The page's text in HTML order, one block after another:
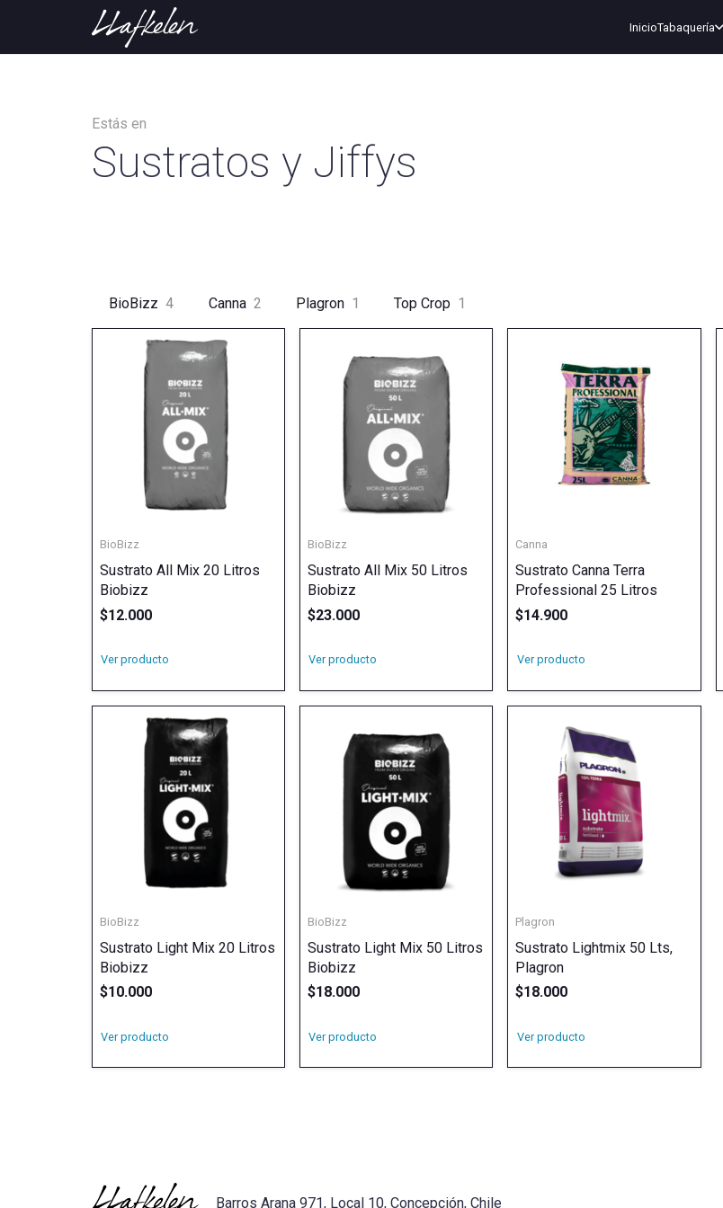
InicioTabaquería
Estás en
Sustratos y Jiffys
BioBizz 4 Canna 2 Plagron 1 Top Crop 1
BioBizz
Sustrato All Mix 20 Litros
Biobizz
$12.000
Ver producto
BioBizz
Sustrato All Mix 50 Litros
Biobizz
$23.000
Ver producto
Canna
Sustrato Canna Terra
Professional 25 Litros
$14.900
Ver producto
BioBizz
Sustrato Light Mix 20 Litros
Biobizz
$10.000
Ver producto
BioBizz
Sustrato Light Mix 50 Litros
Biobizz
$18.000
Ver producto
Plagron
Sustrato Lightmix 50 Lts,
Plagron
$18.000
Ver producto
Barros Arana 971, Local 10, Concepción, Chile